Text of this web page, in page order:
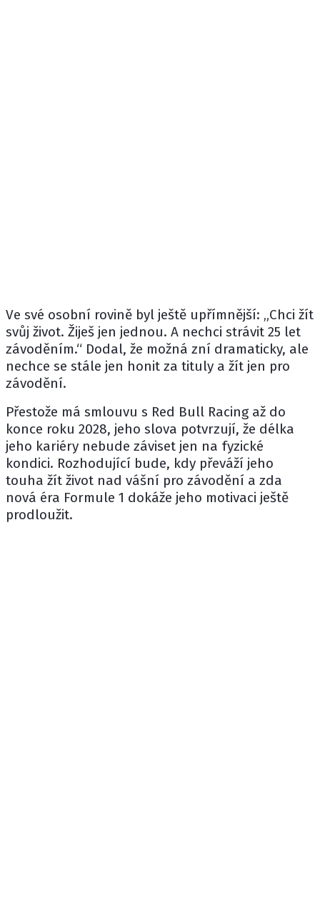
Ve své osobní rovině byl ještě upřímnější: „Chci žít
svůj život. Žiješ jen jednou. A nechci strávit 25 let
závoděním.“ Dodal, že možná zní dramaticky, ale
nechce se stále jen honit za tituly a žít jen pro
závodění.
Přestože má smlouvu s Red Bull Racing až do
konce roku 2028, jeho slova potvrzují, že délka
jeho kariéry nebude záviset jen na fyzické
kondici. Rozhodující bude, kdy převáží jeho
touha žít život nad vášní pro závodění a zda
nová éra Formule 1 dokáže jeho motivaci ještě
prodloužit.